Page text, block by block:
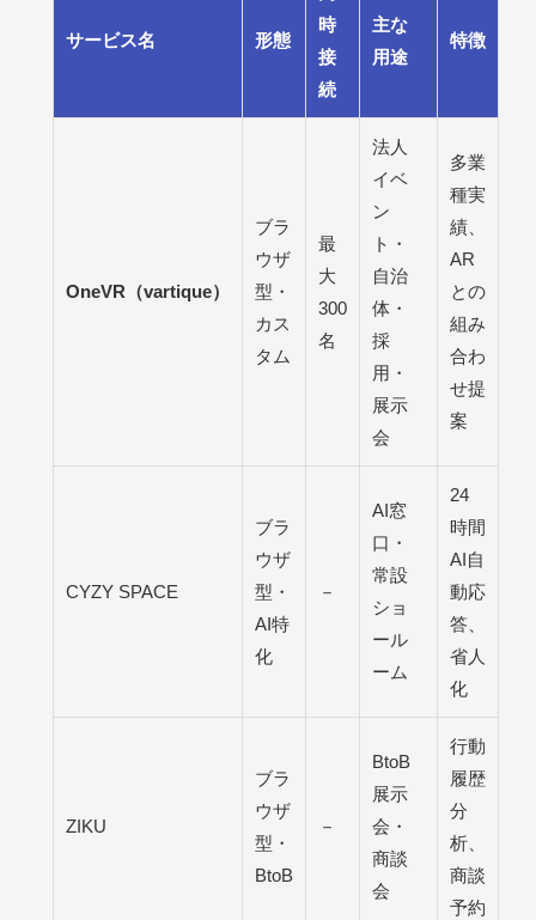
サービス名 形態
時
接
続
主な
用途
特徴
OneVR（vartique）
ブラ
ウザ
型・
カス
タム
最
大
300
名
法人
イベ
ン
ト・
自治
体・
採
用・
展示
会
多業
種実
績、
AR
との
組み
合わ
せ提
案
CYZY SPACE
ブラ
ウザ
型・
AI特
化
－
AI窓
口・
常設
ショ
ール
ーム
24
時間
AI自
動応
答、
省人
化
ZIKU
ブラ
ウザ
型・
BtoB
－
BtoB
展示
会・
商談
会
行動
履歴
分
析、
商談
予約